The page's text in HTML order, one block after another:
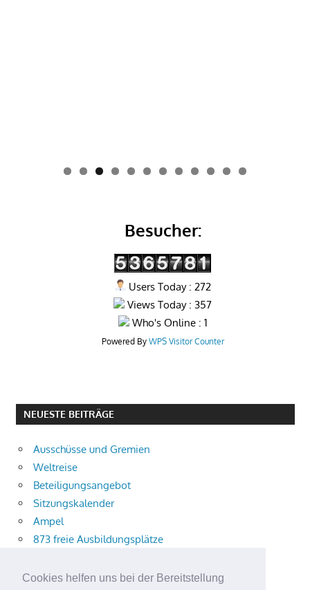
Cookies helfen uns bei der Bereitstellung
0 1 2
Besucher:
Users Today : 272
Views Today : 357
Who's Online : 1
Powered By WPS Visitor Counter
NEUESTE BEITRÄGE
Ausschüsse und Gremien
Weltreise
Beteiligungsangebot
Sitzungskalender
Ampel
873 freie Ausbildungsplätze
Aktuelle Verkehrsmeldungen